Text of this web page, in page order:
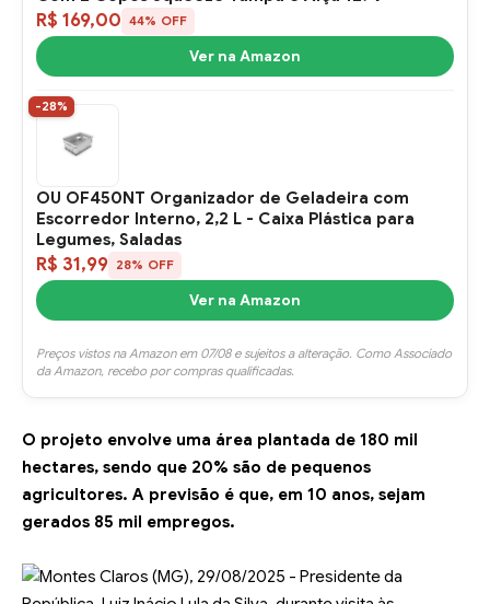
R$ 169,00 44% OFF
Ver na Amazon
-28%
OU OF450NT Organizador de Geladeira com
Escorredor Interno, 2,2 L - Caixa Plástica para
Legumes, Saladas
R$ 31,99 28% OFF
Ver na Amazon
Preços vistos na Amazon em 07/08 e sujeitos a alteração. Como Associado
da Amazon, recebo por compras qualificadas.
O projeto envolve uma área plantada de 180 mil
hectares, sendo que 20% são de pequenos
agricultores. A previsão é que, em 10 anos, sejam
gerados 85 mil empregos.